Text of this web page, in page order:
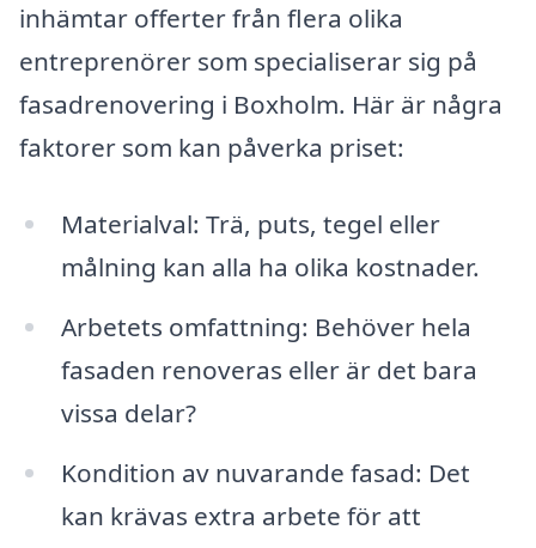
inhämtar offerter från flera olika
entreprenörer som specialiserar sig på
fasadrenovering i Boxholm. Här är några
faktorer som kan påverka priset:
Materialval: Trä, puts, tegel eller
målning kan alla ha olika kostnader.
Arbetets omfattning: Behöver hela
fasaden renoveras eller är det bara
vissa delar?
Kondition av nuvarande fasad: Det
kan krävas extra arbete för att